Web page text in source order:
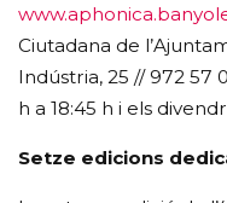
Ciutadana de
Indústria, 25 // 972 57
h a 18:45 h i els
Setze edicions